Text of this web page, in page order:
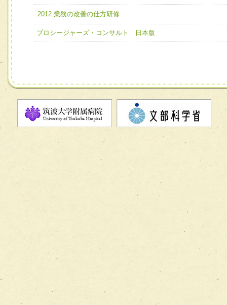
必要に応じて柔軟に医療チームを組織し、強調できる
ユニット３ 多職種連携力
他職種の視点とスキルを学び、相互理解と連携を深める
チーム03【癌患者服薬サポートチーム】
チーム04【口腔ケアチーム】
チーム07【病院職員に対する院内感染対策教育チーム】
チーム08【地域関係機関と連携した小児リハビリテーショ
チーム】
チーム09【術前から始める周術期リハビリテーションチー
チーム11【摂食・嚥下サポートチーム】
チーム13【非がんに対する緩和ケアチーム】
2012 業務の改善の仕方研修
プロシージャーズ・コンサルト 日本版